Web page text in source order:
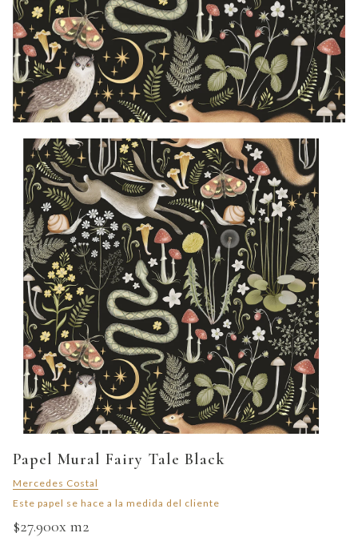
Papel Mural Fairy Tale Black
Mercedes Costal
Este papel se hace a la medida del cliente
$27.900x m2